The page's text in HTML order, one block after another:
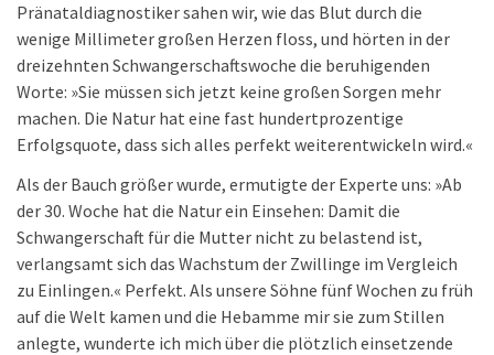
Pränataldiagnostiker sahen wir, wie das Blut durch die
wenige Millimeter großen Herzen floss, und hörten in der
dreizehnten Schwangerschaftswoche die beruhigenden
Worte: »Sie müssen sich jetzt keine großen Sorgen mehr
machen. Die Natur hat eine fast hundertprozentige
Erfolgsquote, dass sich alles perfekt weiterentwickeln wird.«
Als der Bauch größer wurde, ermutigte der Experte uns: »Ab
der 30. Woche hat die Natur ein Einsehen: Damit die
Schwangerschaft für die Mutter nicht zu belastend ist,
verlangsamt sich das Wachstum der Zwillinge im Vergleich
zu Einlingen.« Perfekt. Als unsere Söhne fünf Wochen zu früh
auf die Welt kamen und die Hebamme mir sie zum Stillen
anlegte, wunderte ich mich über die plötzlich einsetzende